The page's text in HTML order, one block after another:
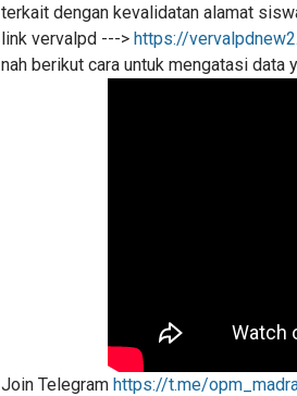
terkait dengan kevalidatan alamat
link vervalpd ---> https://
nah berikut cara untuk mengatasi data
Join Telegram https://t.me/